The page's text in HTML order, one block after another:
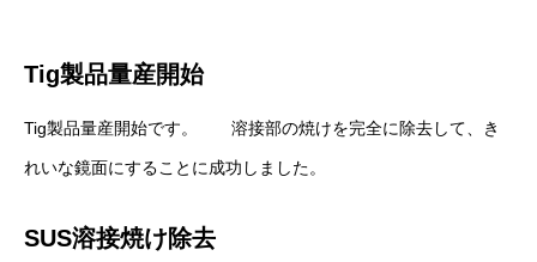
Tig製品量産開始
Tig製品量産開始です。 溶接部の焼けを完全に除去して、き
れいな鏡面にすることに成功しました。
SUS溶接焼け除去